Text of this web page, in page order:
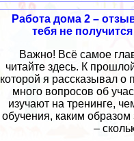
Работа дома 2 –
тебя не
Важно! Всё самое
читайте здесь. К
которой я рассказывал о
много вопросов об
изучают на тренинге,
обучения, каким
–